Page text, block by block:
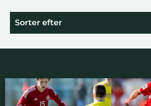
Sorter efter